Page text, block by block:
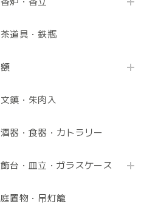
茶道具・鉄瓶
額
文鎮・朱肉入
酒器・食器・カトラリー
飾台・皿立・ガラスケース
庭置物・吊灯籠